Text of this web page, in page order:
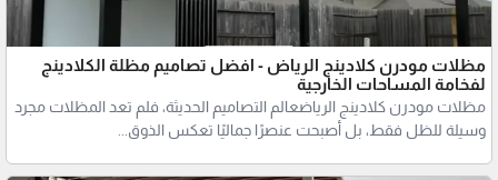
مظلات مودرن كلادينج الرياض - افضل تصاميم مظلة الكلادينج
لفخامة المساحات الخارجية
مظلات مودرن كلادينج الرياضعالم التصاميم الحديثة، فلم تعد المظلات مجرد
وسيلة للظل فقط، بل أصبحت عنصرًا جماليًا تعكس الذوق...